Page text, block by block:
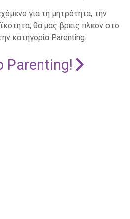
για τη μητρότητα, την
θα μας βρεις πλέον στο
κατηγορία Parenting.
Parenting!